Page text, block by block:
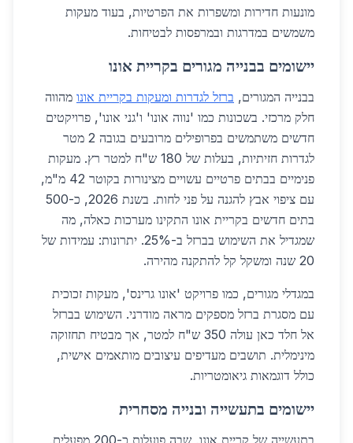
מונעות חדירות ומשפרות את הפרטיות, בעוד מעקות
משמשים במדרגות ובמרפסות לבטיחות.
יישומים בבנייה מגורים בקריית אונו
בבנייה המגורים, ברזל לגדרות ומעקות בקריית אונו מהווה
חלק מרכזי. בשכונות כמו 'נווה אונו' ו'גני אונו', פרויקטים
חדשים משתמשים בפרופילים מרובעים בגובה 2 מטר
לגדרות חזיתיות, בעלות של 180 ש"ח למטר רץ. מעקות
פנימיים בבתים פרטיים עשויים מצינורות בקוטר 42 מ"מ,
עם ציפוי אבץ להגנה על פני לחות. בשנת 2026, כ-500
בתים חדשים בקריית אונו התקינו מערכות כאלה, מה
שמגדיל את השימוש בברזל ב-25%. יתרונות: עמידות של
20 שנה ומשקל קל להתקנה מהירה.
במגדלי מגורים, כמו פרויקט 'אונו גרינס', מעקות זכוכית
עם מסגרת ברזל מספקים מראה מודרני. השימוש בברזל
אל חלד כאן עולה 350 ש"ח למטר, אך מבטיח תחזוקה
מינימלית. תושבים מעדיפים עיצובים מותאמים אישית,
כולל דוגמאות גיאומטריות.
יישומים בתעשייה ובנייה מסחרית
בתעשייה של קריית אונו, שבה פועלות כ-200 מפעלים,